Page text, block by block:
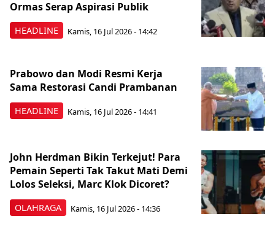
HEADLINE
Ormas Serap Aspirasi Publik
Kamis, 16 Jul 2026 - 14:42
HEADLINE
Prabowo dan Modi Resmi Kerja
Sama Restorasi Candi Prambanan
Kamis, 16 Jul 2026 - 14:41
OLAHRAGA
John Herdman Bikin Terkejut! Para
Pemain Seperti Tak Takut Mati Demi
Lolos Seleksi, Marc Klok Dicoret?
Kamis, 16 Jul 2026 - 14:36